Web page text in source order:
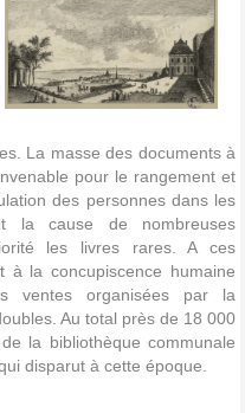
La masse des documents à
pour le rangement et
des personnes dans les
la cause de nombreuses
les livres rares. A ces
à la concupiscence humaine
ventes organisées par la
Au total près de 18 000
la bibliothèque communale
disparut à cette époque.